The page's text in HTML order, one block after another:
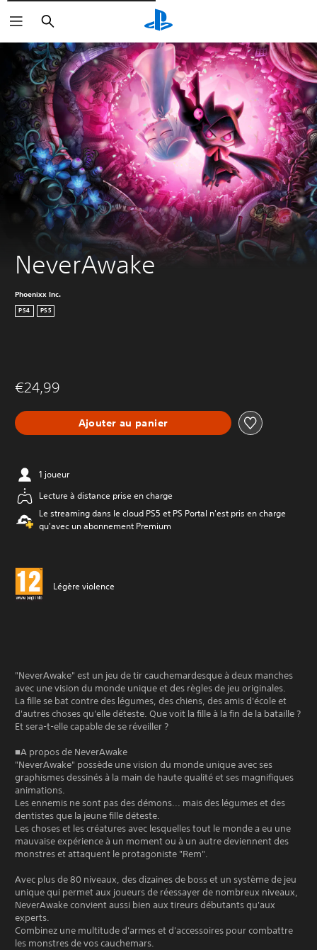
Rechercher
NeverAwake
Phoenixx Inc.
PS4 PS5
€24,99
Ajouter au panier
1 joueur
Lecture à distance prise en charge
Le streaming dans le cloud PS5 et PS Portal n'est pris en charge
qu'avec un abonnement Premium
Légère violence
"NeverAwake" est un jeu de tir cauchemardesque à deux manches
avec une vision du monde unique et des règles de jeu originales.
La fille se bat contre des légumes, des chiens, des amis d'école et
d'autres choses qu'elle déteste. Que voit la fille à la fin de la bataille ?
Et sera-t-elle capable de se réveiller ?
■A propos de NeverAwake
"NeverAwake" possède une vision du monde unique avec ses
graphismes dessinés à la main de haute qualité et ses magnifiques
animations.
Les ennemis ne sont pas des démons... mais des légumes et des
dentistes que la jeune fille déteste.
Les choses et les créatures avec lesquelles tout le monde a eu une
mauvaise expérience à un moment ou à un autre deviennent des
monstres et attaquent le protagoniste "Rem".
Avec plus de 80 niveaux, des dizaines de boss et un système de jeu
unique qui permet aux joueurs de réessayer de nombreux niveaux,
NeverAwake convient aussi bien aux tireurs débutants qu'aux
experts.
Combinez une multitude d'armes et d'accessoires pour combattre
les monstres de vos cauchemars.